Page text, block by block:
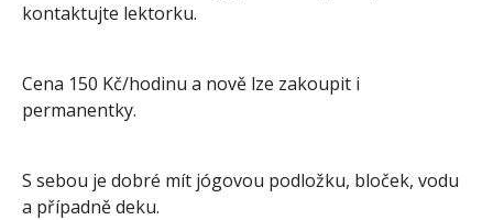
kontaktujte lektorku.
Cena 150 Kč/hodinu a nově lze zakoupit i
permanentky.
S sebou je dobré mít jógovou podložku, bloček, vodu
a případně deku.